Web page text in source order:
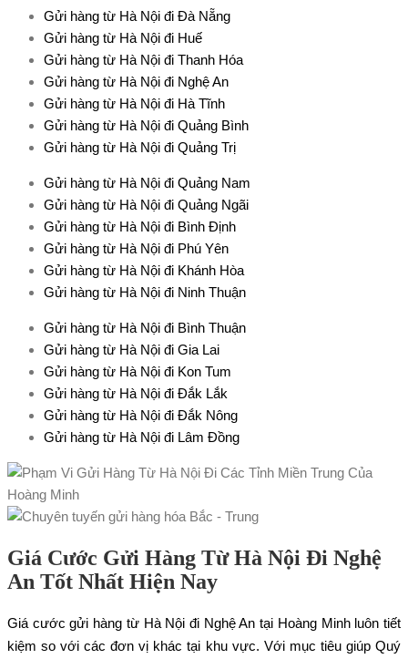
Gửi hàng từ Hà Nội đi Đà Nẵng
Gửi hàng từ Hà Nội đi Huế
Gửi hàng từ Hà Nội đi Thanh Hóa
Gửi hàng từ Hà Nội đi Nghệ An
Gửi hàng từ Hà Nội đi Hà Tĩnh
Gửi hàng từ Hà Nội đi Quảng Bình
Gửi hàng từ Hà Nội đi Quảng Trị
Gửi hàng từ Hà Nội đi Quảng Nam
Gửi hàng từ Hà Nội đi Quảng Ngãi
Gửi hàng từ Hà Nội đi Bình Định
Gửi hàng từ Hà Nội đi Phú Yên
Gửi hàng từ Hà Nội đi Khánh Hòa
Gửi hàng từ Hà Nội đi Ninh Thuận
Gửi hàng từ Hà Nội đi Bình Thuận
Gửi hàng từ Hà Nội đi Gia Lai
Gửi hàng từ Hà Nội đi Kon Tum
Gửi hàng từ Hà Nội đi Đắk Lắk
Gửi hàng từ Hà Nội đi Đắk Nông
Gửi hàng từ Hà Nội đi Lâm Đồng
Giá Cước Gửi Hàng Từ Hà Nội Đi Nghệ
An Tốt Nhất Hiện Nay
Giá cước gửi hàng từ Hà Nội đi Nghệ An tại Hoàng Minh luôn tiết
kiệm so với các đơn vị khác tại khu vực. Với mục tiêu giúp Quý